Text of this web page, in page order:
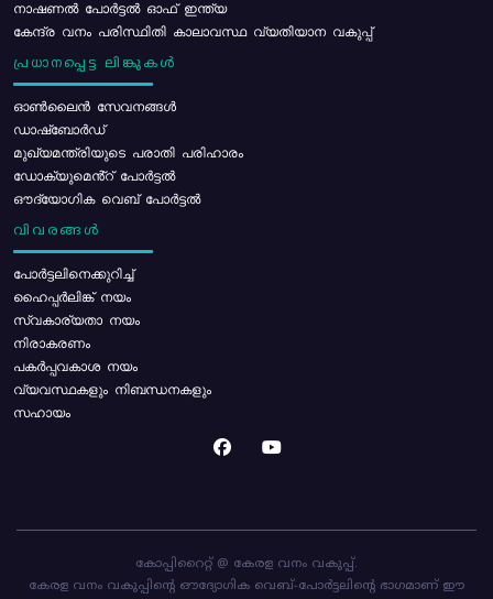
നാഷണൽ പോർട്ടൽ ഓഫ് ഇന്ത്യ
കേന്ദ്ര വനം പരിസ്ഥിതി കാലാവസ്ഥ വ്യതിയാന വകുപ്പ്
പ്രധാനപ്പെട്ട ലിങ്കുകൾ
ഓൺലൈൻ സേവനങ്ങൾ
ഡാഷ്ബോർഡ്
മുഖ്യമന്ത്രിയുടെ പരാതി പരിഹാരം
ഡോക്യുമെൻ്റ് പോർട്ടൽ
ഔദ്യോഗിക വെബ് പോർട്ടൽ
വിവരങ്ങൾ
പോര്‍ട്ടലിനെക്കുറിച്ച്
ഹൈപ്പർലിങ്ക് നയം
സ്വകാര്യതാ നയം
നിരാകരണം
പകർപ്പവകാശ നയം
വ്യവസ്ഥകളും നിബന്ധനകളും
സഹായം
കോപ്പിറൈറ്റ് @ കേരള വനം വകുപ്പ്.
കേരള വനം വകുപ്പിന്റെ ഔദ്യോഗിക വെബ്-പോർട്ടലിന്റെ ഭാഗമാണ് ഈ